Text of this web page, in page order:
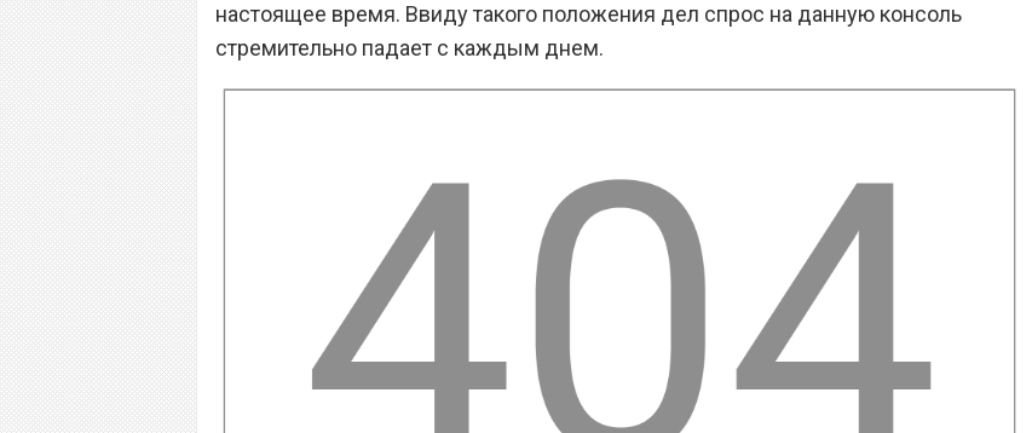
настоящее время. Ввиду такого положения дел спрос на данную консоль
стремительно падает с каждым днем.